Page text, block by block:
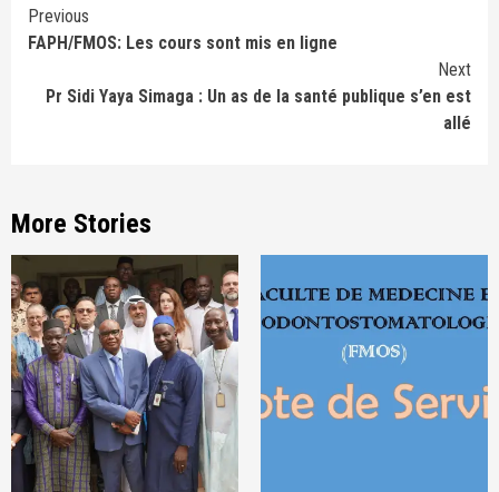
Continue
Reading
Previous
FAPH/FMOS: Les cours sont mis en ligne
Next
Pr Sidi Yaya Simaga : Un as de la santé publique s’en est
allé
More Stories